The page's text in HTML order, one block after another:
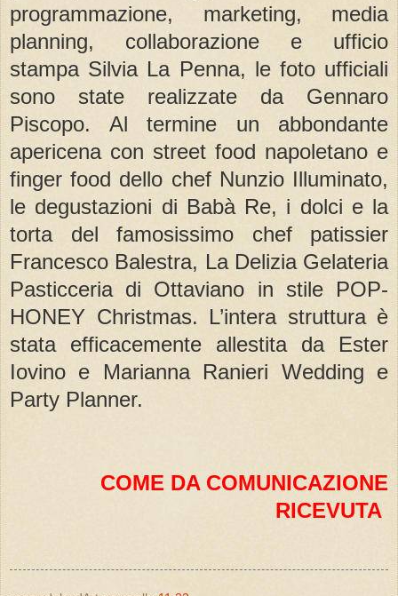
programmazione, marketing, media
planning, collaborazione e ufficio
stampa Silvia La Penna, le foto ufficiali
sono state realizzate da Gennaro
Piscopo. Al termine un abbondante
apericena con street food napoletano e
finger food dello chef Nunzio Illuminato,
le degustazioni di Babà Re, i dolci e la
torta del famosissimo chef patissier
Francesco Balestra, La Delizia Gelateria
Pasticceria di Ottaviano in stile POP-
HONEY Christmas. L’intera struttura è
stata efficacemente allestita da Ester
Iovino e Marianna Ranieri Wedding e
Party Planner.
COME DA COMUNICAZIONE
RICEVUTA